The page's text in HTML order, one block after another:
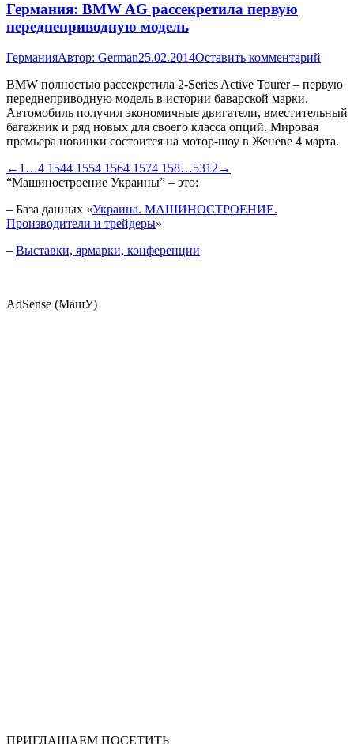
Германия: BMW AG рассекретила первую
переднеприводную модель
ГерманияАвтор: German25.02.2014Оставить комментарий
BMW полностью рассекретила 2-Series Active Tourer – первую
переднеприводную модель в истории баварской марки.
Автомобиль получил экономичные двигатели, вместительный
багажник и ряд новых для своего класса опций. Мировая
премьера новинки состоится на мотор-шоу в Женеве 4 марта.
← 1 …4 1544 1554 1564 1574 158…5312 →
“Машиностроение Украины” – это:
– База данных «Украина. МАШИНОСТРОЕНИЕ.
Производители и трейдеры»
– Выставки, ярмарки, конференции
AdSense (МашУ)
ПРИГЛАШАЕМ ПОСЕТИТЬ